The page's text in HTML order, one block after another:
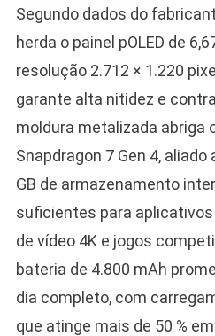
Segundo dados do
herda o painel pOLED de
resolução 2.712 × 1.220
garante alta nitidez e
moldura metalizada abriga
Snapdragon 7 Gen 4, aliado
GB de armazenamento
suficientes para
de vídeo 4K e jogos
bateria de 4.800 mAh
dia completo, com
que atinge mais de 50 %